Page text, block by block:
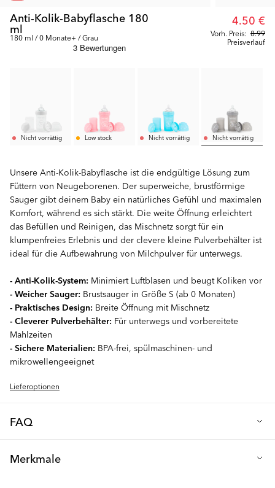
Anti-Kolik-Babyflasche 180
ml
180 ml / 0 Monate+ / Grau Vorh. Preis: 8.99
4.50 €
Preisverlauf
Nicht vorrättig Low stock Nicht vorrättig Nicht vorrättig
Unsere Anti-Kolik-Babyflasche ist die endgültige Lösung zum
Füttern von Neugeborenen. Der superweiche, brustförmige
Sauger gibt deinem Baby ein natürliches Gefühl und maximalen
Komfort, während es sich stärkt. Die weite Öffnung erleichtert
das Befüllen und Reinigen, das Mischnetz sorgt für ein
klumpenfreies Erlebnis und der clevere kleine Pulverbehälter ist
ideal für die Aufbewahrung von Milchpulver für unterwegs.
- Anti-Kolik-System: Minimiert Luftblasen und beugt Koliken vor
- Weicher Sauger: Brustsauger in Größe S (ab 0 Monaten)
- Praktisches Design: Breite Öffnung mit Mischnetz
- Cleverer Pulverbehälter: Für unterwegs und vorbereitete
Mahlzeiten
- Sichere Materialien: BPA-frei, spülmaschinen- und
mikrowellengeeignet
Lieferoptionen
FAQ
Merkmale